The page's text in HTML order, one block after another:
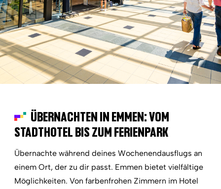
ÜBERNACHTEN IN EMMEN: VOM
STADTHOTEL BIS ZUM FERIENPARK
Übernachte während deines Wochenendausflugs an
einem Ort, der zu dir passt. Emmen bietet vielfältige
Möglichkeiten. Von farbenfrohen Zimmern im Hotel